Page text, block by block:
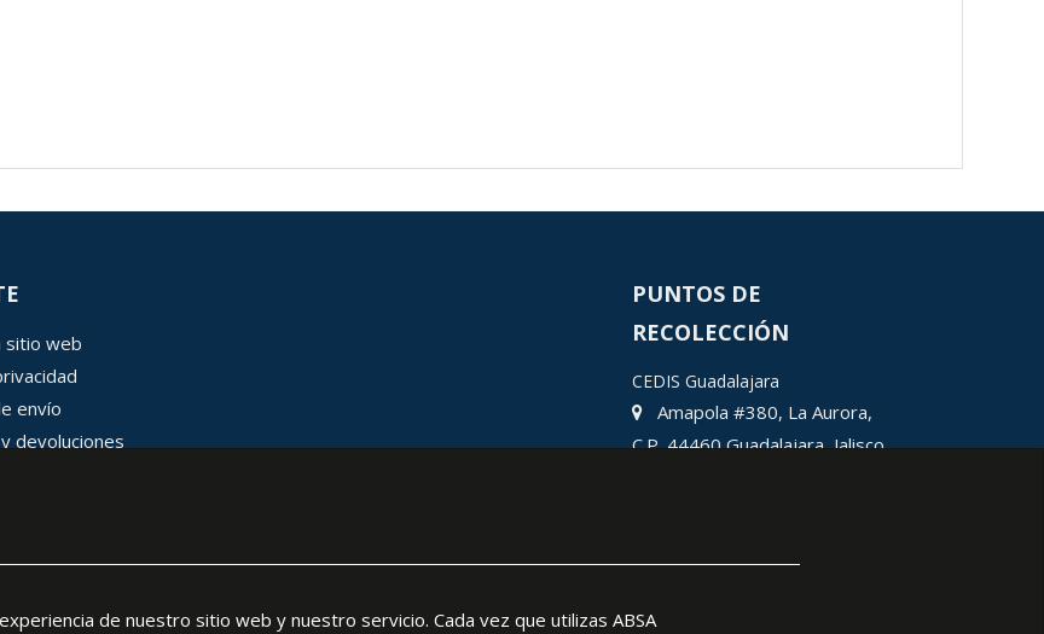
de nuestro sitio web y nuestro servicio. Cada vez que utilizas ABSA
sitio web
envío
devoluciones
PUNTOS DE
RECOLECCIÓN
CEDIS Guadalajara
Amapola #380, La Aurora,
C.P. 44460 Guadalajara, Jalisco,
Ciudad Juárez
León